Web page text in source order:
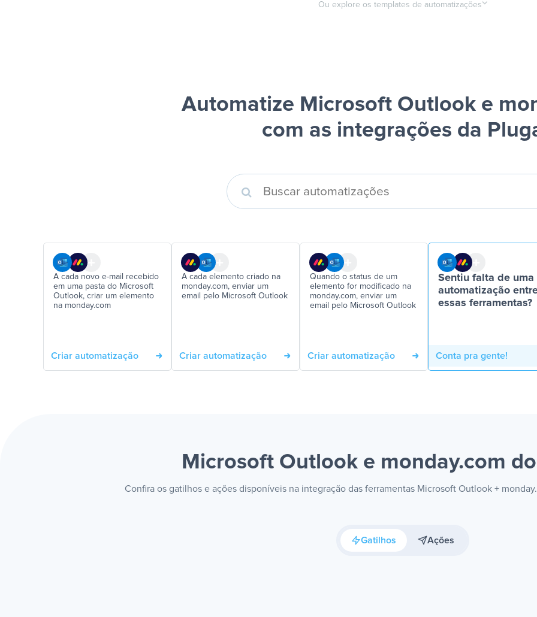
Ou explore os templates de automatizações
Automatize Microsoft Outlook e
com as integrações da
A cada novo e-mail recebido
em uma pasta do Microsoft
Outlook, criar um elemento
na monday.com
Criar automatização
A cada elemento criado na
monday.com, enviar um
email pelo Microsoft Outlook
Criar automatização
Quando o status de um
elemento for modificado na
monday.com, enviar um
email pelo Microsoft Outlook
Criar automatização
Sentiu falta de uma
automatização
essas ferramentas?
Conta pra gente!
Microsoft Outlook e monday.com
Confira os gatilhos e ações disponíveis na integração das ferramentas Microsoft Outlook +
Gatilhos Ações